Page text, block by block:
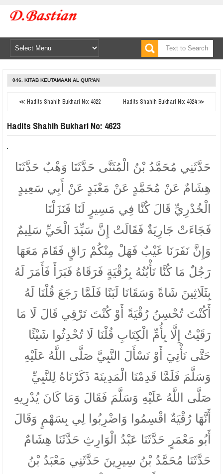
046. KITAB KEUTAMAAN AL QUR'AN
≪ Hadits Shahih Bukhari No: 4622 Hadits Shahih Bukhari No: 4624 ≫
Hadits Shahih Bukhari No: 4623
حَدَّثَنِي مُحَمَّدُ بْنُ الْمُثَنَّى حَدَّثَنَا وَهْبٌ حَدَّثَنَا
هِشَامٌ عَنْ مُحَمَّدٍ عَنْ مَعْبَدٍ عَنْ أَبِي سَعِيدٍ
الْخُدْرِيِّ قَالَ كُنَّا فِي مَسِيرٍ لَنَا فَنَزَلْنَا
فَجَاءَتْ جَارِيَةٌ فَقَالَتْ إِنَّ سَيِّدَ الْحَيِّ سَلِيمٌ
وَإِنَّ نَفَرَنَا غَيْبٌ فَهَلْ مِنْكُمْ رَاقٍ فَقَامَ مَعَهَا
رَجُلٌ مَا كُنَّا نَأْبُنُهُ بِرُقْيَةٍ فَرَقَاهُ فَبَرَأَ فَأَمَرَ لَهُ
بِثَلَاثِينَ شَاةً وَسَقَانَا لَبَنًا فَلَمَّا رَجَعَ قُلْنَا لَهُ
أَكُنْتَ تُحْسِنُ رُقْيَةً أَوْ كُنْتَ تَرْقِي قَالَ لَا مَا
رَقَيْتُ إِلَّا بِأُمِّ الْكِتَابِ قُلْنَا لَا تُحْدِثُوا شَيْئًا
حَتَّى نَأْتِيَ أَوْ نَسْأَلَ النَّبِيَّ صَلَّى اللَّهُ عَلَيْهِ
وَسَلَّمَ فَلَمَّا قَدِمْنَا الْمَدِينَةَ ذَكَرْنَاهُ لِلنَّبِيِّ
صَلَّى اللَّهُ عَلَيْهِ وَسَلَّمَ فَقَالَ وَمَا كَانَ يُدْرِيهِ
أَنَّهَا رُقْيَةٌ اقْسِمُوا وَاضْرِبُوا لِي بِسَهْمٍ وَقَالَ
أَبُو مَعْمَرٍ حَدَّثَنَا عَبْدُ الْوَارِثِ حَدَّثَنَا هِشَامٌ
حَدَّثَنَا مُحَمَّدُ بْنُ سِيرِينَ حَدَّثَنِي مَعْبَدُ بْنُ